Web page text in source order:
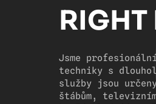
RIGHT
Jsme
techniky s
služby jsou
štábům,